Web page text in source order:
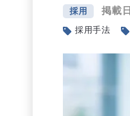
採用 掲載日
採用手法